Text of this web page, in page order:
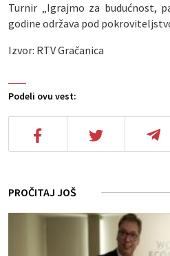
Podeli ovu vest:
Turnir „Igrajmo za budućnost,
godine održava pod
Izvor: RTV Gračanica
PROČITAJ JOŠ